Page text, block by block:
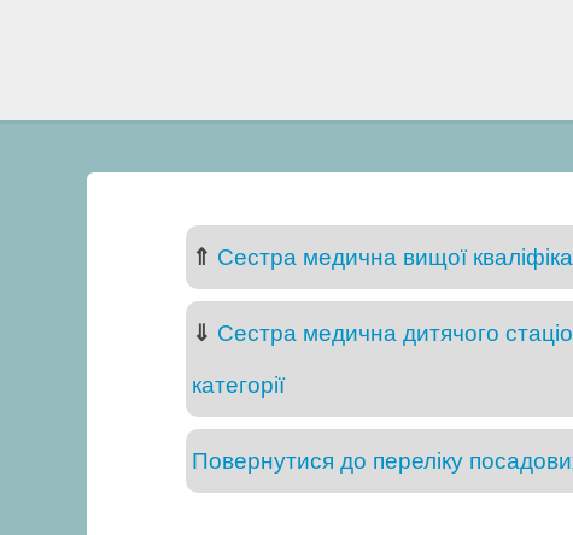
⇑ Сестра медична вищої
⇓ Сестра медична дитячого
категорії
Повернутися до переліку